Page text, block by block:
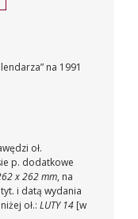
na 1991
oł.
p. dodatkowe
x 262 mm, na
i datą wydania
oł.: LUTY 14 [w